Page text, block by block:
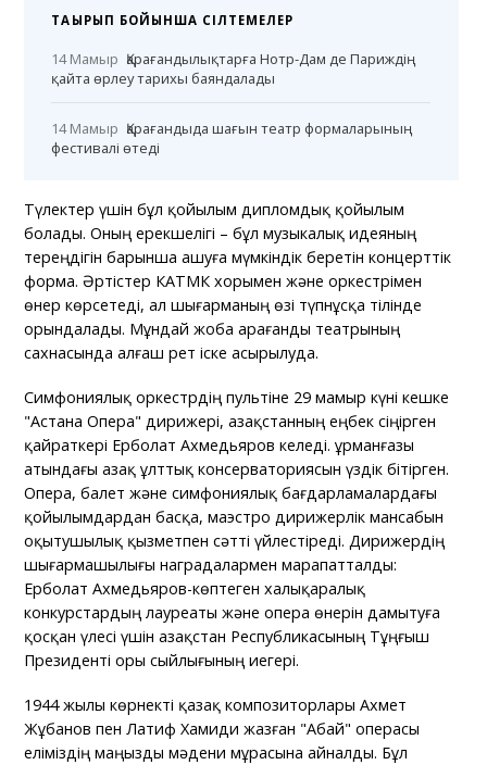
ТАҚЫРЫП БОЙЫНША СІЛТЕМЕЛЕР
14 Мамыр Қарағандылықтарға Нотр-Дам де Париждің
қайта өрлеу тарихы баяндалады
14 Мамыр Қарағандыда шағын театр формаларының
фестивалі өтеді
Түлектер үшін бұл қойылым дипломдық қойылым
болады. Оның ерекшелігі – бұл музыкалық идеяның
тереңдігін барынша ашуға мүмкіндік беретін концерттік
форма. Әртістер КАТМК хорымен және оркестрімен
өнер көрсетеді, ал шығарманың өзі түпнұсқа тілінде
орындалады. Мұндай жоба Қарағанды театрының
сахнасында алғаш рет іске асырылуда.
Симфониялық оркестрдің пультіне 29 мамыр күні кешке
"Астана Опера" дирижері, Қазақстанның еңбек сіңірген
қайраткері Ерболат Ахмедьяров келеді. Құрманғазы
атындағы Қазақ ұлттық консерваториясын үздік бітірген.
Опера, балет және симфониялық бағдарламалардағы
қойылымдардан басқа, маэстро дирижерлік мансабын
оқытушылық қызметпен сәтті үйлестіреді. Дирижердің
шығармашылығы наградалармен марапатталды:
Ерболат Ахмедьяров-көптеген халықаралық
конкурстардың лауреаты және опера өнерін дамытуға
қосқан үлесі үшін Қазақстан Республикасының Тұңғыш
Президенті Қоры сыйлығының иегері.
1944 жылы көрнекті қазақ композиторлары Ахмет
Жұбанов пен Латиф Хамиди жазған "Абай" операсы
еліміздің маңызды мәдени мұрасына айналды. Бұл